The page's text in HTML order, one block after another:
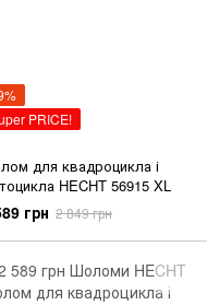
PRICE!
для квадроцикла і
HECHT 56915 XL
грн 2 849 грн